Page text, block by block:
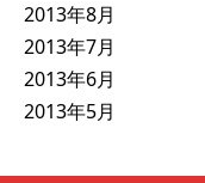
2013年8月
2013年7月
2013年6月
2013年5月